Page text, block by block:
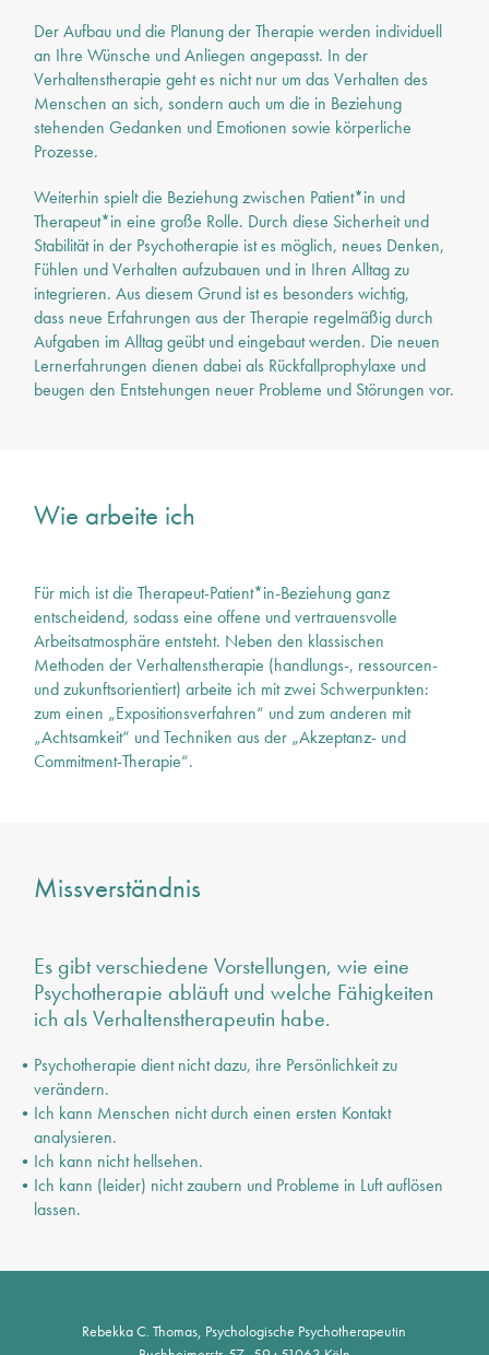
Der Aufbau und die Planung der Therapie werden individuell
an Ihre Wünsche und Anliegen angepasst. In der
Verhaltenstherapie geht es nicht nur um das Verhalten des
Menschen an sich, sondern auch um die in Beziehung
stehenden Gedanken und Emotionen sowie körperliche
Prozesse.
Weiterhin spielt die Beziehung zwischen Patient*in und
Therapeut*in eine große Rolle. Durch diese Sicherheit und
Stabilität in der Psychotherapie ist es möglich, neues Denken,
Fühlen und Verhalten aufzubauen und in Ihren Alltag zu
integrieren. Aus diesem Grund ist es besonders wichtig,
dass neue Erfahrungen aus der Therapie regelmäßig durch
Aufgaben im Alltag geübt und eingebaut werden. Die neuen
Lernerfahrungen dienen dabei als Rückfallprophylaxe und
beugen den Entstehungen neuer Probleme und Störungen vor.
Wie arbeite ich
Für mich ist die Therapeut-Patient*in-Beziehung ganz
entscheidend, sodass eine offene und vertrauensvolle
Arbeitsatmosphäre entsteht. Neben den klassischen
Methoden der Verhaltenstherapie (handlungs-, ressourcen-
und zukunftsorientiert) arbeite ich mit zwei Schwerpunkten:
zum einen „Expositionsverfahren“ und zum anderen mit
„Achtsamkeit“ und Techniken aus der „Akzeptanz- und
Commitment-Therapie“.
Missverständnis
Es gibt verschiedene Vorstellungen, wie eine
Psychotherapie abläuft und welche Fähigkeiten
ich als Verhaltenstherapeutin habe.
Psychotherapie dient nicht dazu, ihre Persönlichkeit zu
verändern.
Ich kann Menschen nicht durch einen ersten Kontakt
analysieren.
Ich kann nicht hellsehen.
Ich kann (leider) nicht zaubern und Probleme in Luft auflösen
lassen.
Rebekka C. Thomas, Psychologische Psychotherapeutin